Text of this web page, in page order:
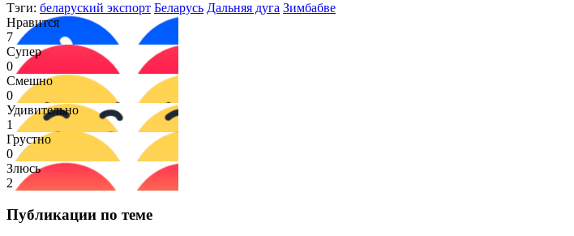
Тэги: беларуский экспорт Беларусь Дальняя дуга Зимбабве
Нравится
7
Супер
0
Смешно
0
Удивительно
1
Грустно
0
Злюсь
2
Публикации по теме